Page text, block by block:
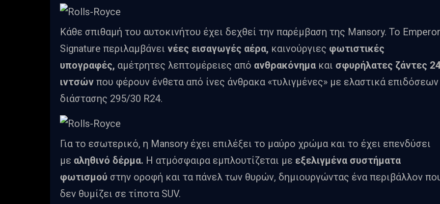
Κάθε σπιθαμή του αυτοκινήτου έχει δεχθεί την παρέμβαση της Mansory. Το Emperor
Signature περιλαμβάνει νέες εισαγωγές αέρα, καινούργιες φωτιστικές
υπογραφές, αμέτρητες λεπτομέρειες από ανθρακόνημα και σφυρήλατες ζάντες 24
ιντσών που φέρουν ένθετα από ίνες άνθρακα «τυλιγμένες» με ελαστικά επιδόσεων
διάστασης 295/30 R24.
Για το εσωτερικό, η Mansory έχει επιλέξει το μαύρο χρώμα και το έχει επενδύσει
με αληθινό δέρμα. Η ατμόσφαιρα εμπλουτίζεται με εξελιγμένα συστήματα
φωτισμού στην οροφή και τα πάνελ των θυρών, δημιουργώντας ένα περιβάλλον
δεν θυμίζει σε τίποτα SUV.